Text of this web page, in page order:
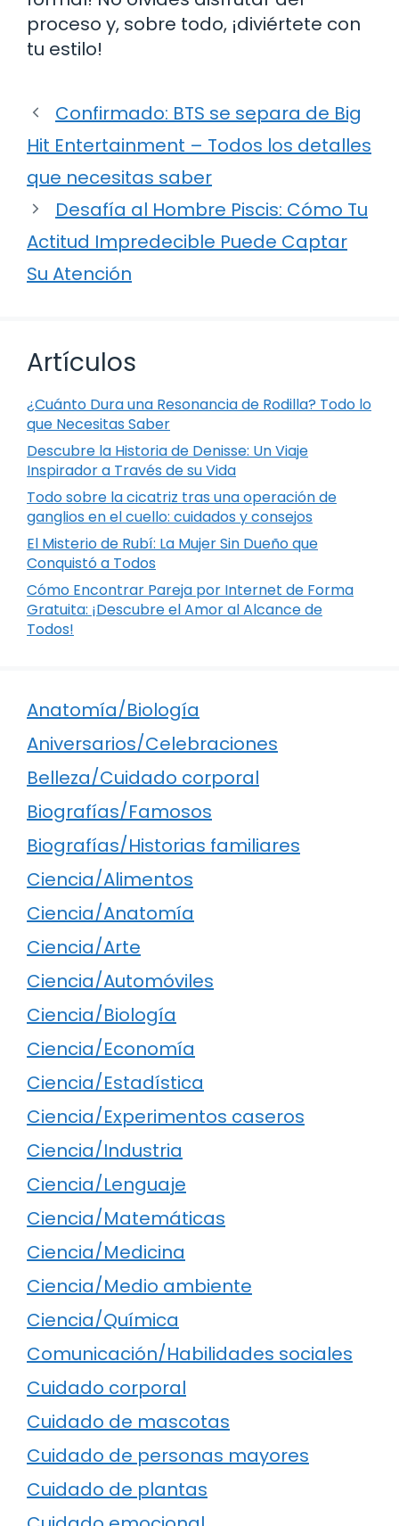
proceso y, sobre todo, ¡diviértete con
tu estilo!
Confirmado: BTS se separa de Big
Hit Entertainment – Todos los detalles
que necesitas saber
Desafía al Hombre Piscis: Cómo Tu
Actitud Impredecible Puede Captar
Su Atención
Artículos
¿Cuánto Dura una Resonancia de Rodilla? Todo lo
que Necesitas Saber
Descubre la Historia de Denisse: Un Viaje
Inspirador a Través de su Vida
Todo sobre la cicatriz tras una operación de
ganglios en el cuello: cuidados y consejos
El Misterio de Rubí: La Mujer Sin Dueño que
Conquistó a Todos
Cómo Encontrar Pareja por Internet de Forma
Gratuita: ¡Descubre el Amor al Alcance de
Todos!
Anatomía/Biología
Aniversarios/Celebraciones
Belleza/Cuidado corporal
Biografías/Famosos
Biografías/Historias familiares
Ciencia/Alimentos
Ciencia/Anatomía
Ciencia/Arte
Ciencia/Automóviles
Ciencia/Biología
Ciencia/Economía
Ciencia/Estadística
Ciencia/Experimentos caseros
Ciencia/Industria
Ciencia/Lenguaje
Ciencia/Matemáticas
Ciencia/Medicina
Ciencia/Medio ambiente
Ciencia/Química
Comunicación/Habilidades sociales
Cuidado corporal
Cuidado de mascotas
Cuidado de personas mayores
Cuidado de plantas